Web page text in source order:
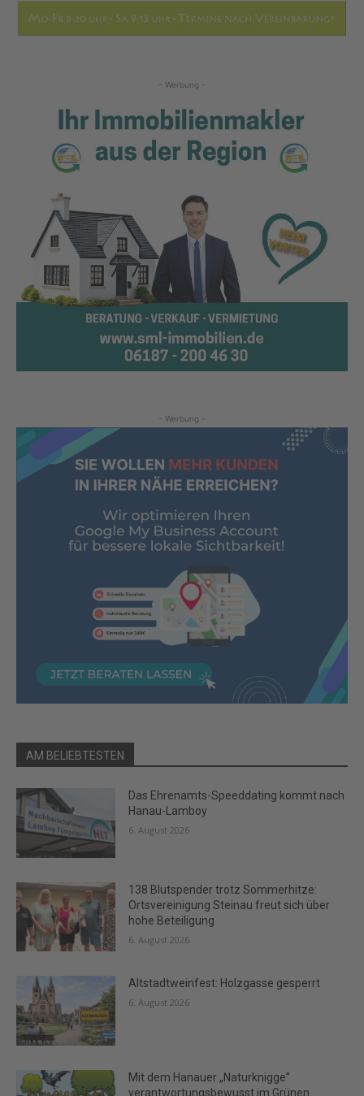
- Werbung -
- Werbung -
AM BELIEBTESTEN
Das Ehrenamts-Speeddating kommt nach
Hanau-Lamboy
6. August 2026
138 Blutspender trotz Sommerhitze:
Ortsvereinigung Steinau freut sich über
hohe Beteiligung
6. August 2026
Altstadtweinfest: Holzgasse gesperrt
6. August 2026
Mit dem Hanauer „Naturknigge”
verantwortungsbewusst im Grünen